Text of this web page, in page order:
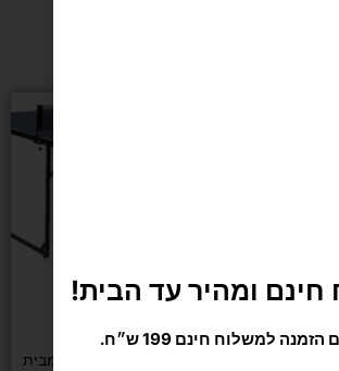
טניס שולחן
שולחן טניס EASY PONG מבית
למשלוח חינם 199 ש״ח.
נפחים ומשקלים חריגים)